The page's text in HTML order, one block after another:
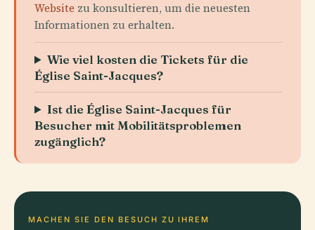
Website zu konsultieren, um die neuesten
Informationen zu erhalten.
Wie viel kosten die Tickets für die
Église Saint-Jacques?
Ist die Église Saint-Jacques für
Besucher mit Mobilitätsproblemen
zugänglich?
MACHEN SIE DEN BESUCH ZU IHREM